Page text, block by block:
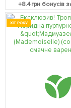
+8.4грн бонусів
ХІТ РОКУ